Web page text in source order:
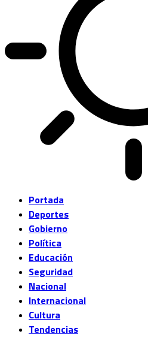
Portada
Deportes
Gobierno
Política
Educación
Seguridad
Nacional
Internacional
Cultura
Tendencias